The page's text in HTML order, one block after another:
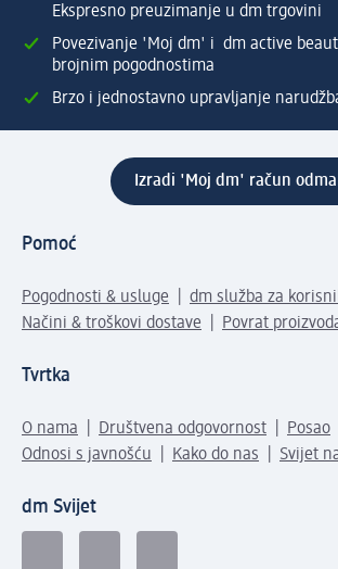
Ekspresno preuzimanje u dm trgovini
Povezivanje 'Moj dm' i dm active
brojnim pogodnostima
Brzo i jednostavno upravljanje
Izradi 'Moj dm' račun
Pomoć
Pogodnosti & usluge
dm služba za
Načini & troškovi dostave
Povrat
Tvrtka
O nama Društvena odgovornost
Posao
Odnosi s javnošću
Kako do nas Svijet
dm Svijet